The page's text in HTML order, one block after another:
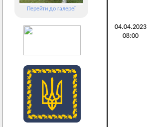
Перейти до галереї
04.04.2023
08:00